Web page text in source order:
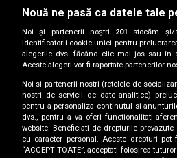
Vocea
Las
La
Nouă ne pasă ca datele tale
Noi și partenerii noștri 201
stocăm și/
identificatorii cookie unici pentru
alegerile dvs. făcând clic mai jos sau în
Aceste alegeri vor fi raportate partenerilor
Noi si partenerii nostri (retelele de
nostri de servicii de date analitice)
pentru a personaliza continutul si
dvs., pentru a va oferi functionalitati
website. Beneficiati de drepturile
cu caracter personal. Aceste drepturi
“ACCEPT TOATE”, acceptati folosirea